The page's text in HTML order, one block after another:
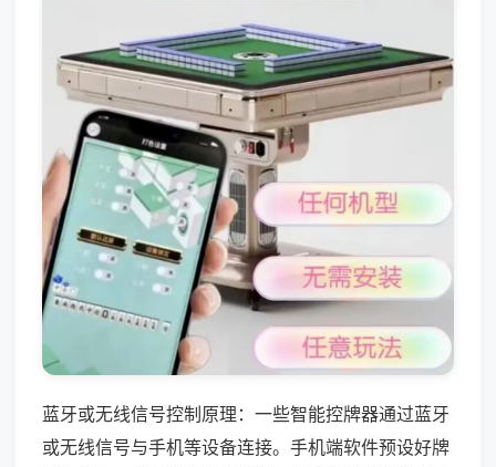
蓝牙或无线信号控制原理：一些智能控牌器通过蓝牙
或无线信号与手机等设备连接。手机端软件预设好牌